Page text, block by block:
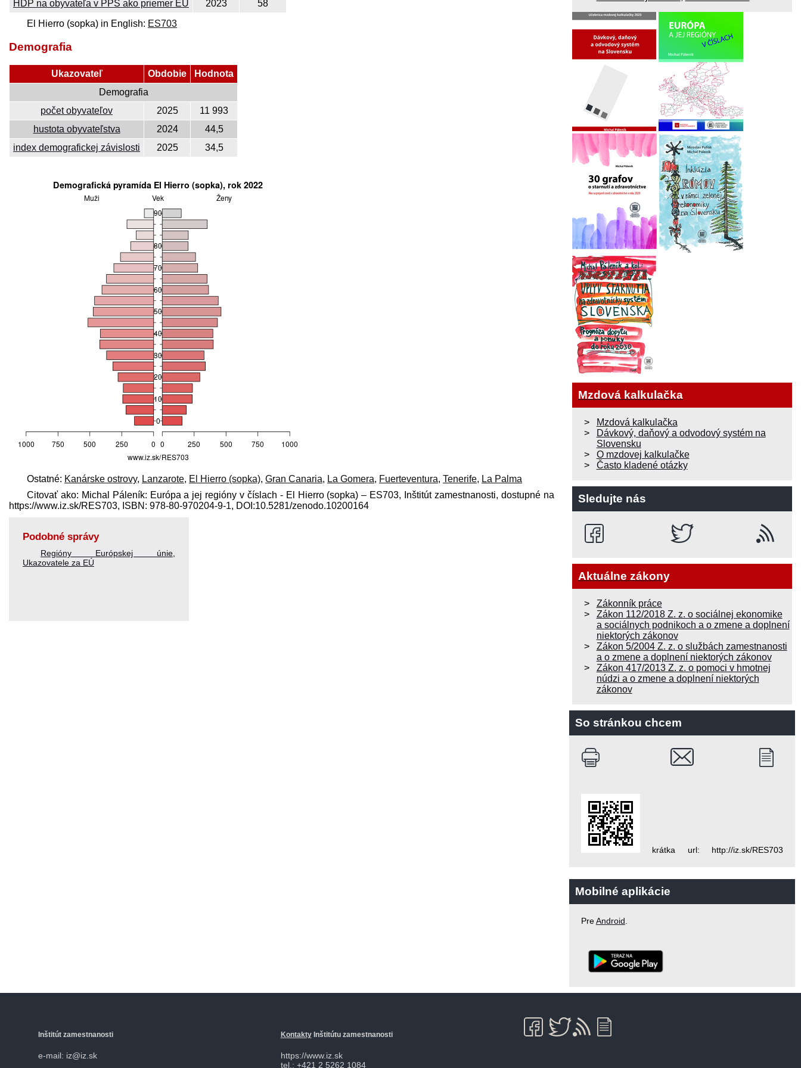
HDP na obyvateľa v PPS ako priemer EÚ 2023
58
El Hierro (sopka) in English: ES703
Demografia
Ukazovateľ Obdobie
Hodnota
Demografia
počet obyvateľov
2025
11 993
hustota obyvateľstva
2024
44,5
index demografickej závislosti
2025 34,5
Ostatné: Kanárske ostrovy, Lanzarote, El Hierro (sopka), Gran Canaria, La Gomera, Fuerteventura, Tenerife, La Palma
Citovať ako: Michal Páleník: Európa a jej regióny v číslach - El Hierro (sopka) – ES703, Inštitút zamestnanosti, dostupné na
https://www.iz.sk/​RES703, ISBN: 978-80-970204-9-1, DOI:10.5281/zenodo.10200164
Podobné správy
Regióny Európskej únie,
Ukazovatele za EÚ
Mzdová kalkulačka
Mzdová kalkulačka
Dávkový, daňový a odvodový systém na
Slovensku
O mzdovej kalkulačke
Často kladené otázky
Sledujte nás
Aktuálne zákony
Zákonník práce
Zákon 112/2018 Z. z. o sociálnej ekonomike
a sociálnych podnikoch a o zmene a doplnení
niektorých zákonov
Zákon 5/2004 Z. z. o službách zamestnanosti
a o zmene a doplnení niektorých zákonov
Zákon 417/2013 Z. z. o pomoci v hmotnej
núdzi a o zmene a doplnení niektorých
zákonov
So stránkou chcem
krátka url: http://iz.sk/RES703
Mobilné aplikácie
PreAndroid
Inštitút zamestnanosti
e-mail: iz@iz.sk
KontaktyInštitútu zamestnanosti
https://www.iz.sk
tel.: +421 2 5262 1084